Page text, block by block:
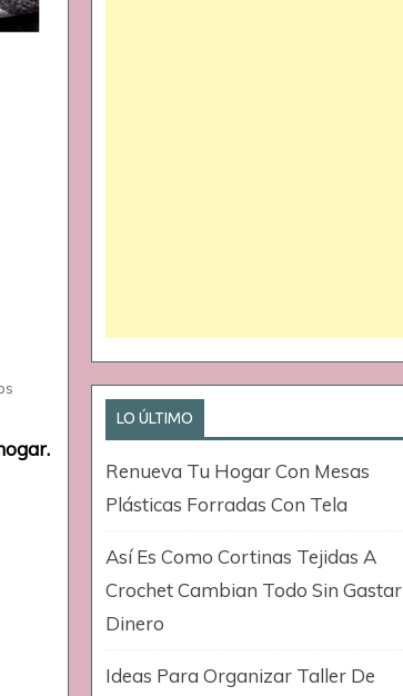
LO ÚLTIMO
Renueva Tu Hogar Con Mesas
Plásticas Forradas Con Tela
Así Es Como Cortinas Tejidas A
Crochet Cambian Todo Sin Gastar
Dinero
Ideas Para Organizar Taller De